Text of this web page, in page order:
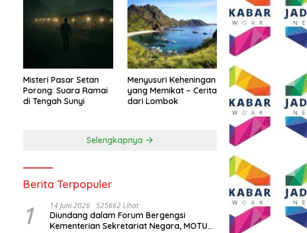
Misteri Pasar Setan
Porong: Suara Ramai
di Tengah Sunyi
Menyusuri Keheningan
yang Memikat – Cerita
dari Lombok
Selengkapnya
Berita Terpopuler
1 14 Juni 2026 525662 Lihat
Diundang dalam Forum Bergengsi
Kementerian Sekretariat Negara, MOTU